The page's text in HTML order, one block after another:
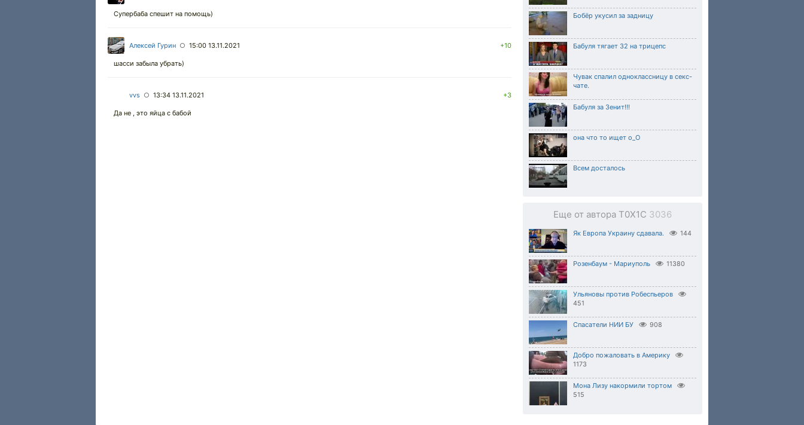
Бобёр укусил за задницу
Бабуля тягает 32 на трицепс
Чувак спалил одноклассницу в секс-
чате.
Бабуля за Зенит!!!
она что то ищет о_О
Всем досталось
Еще от автора T0X1C 3036
Як Европа Украину сдавала. 144
Розенбаум - Мариуполь 11380
Ульяновы против Робеспьеров
451
Спасатели НИИ БУ 908
Добро пожаловать в Америку
1173
Мона Лизу накормили тортом
515
Супербаба спешит на помощь)
Алексей Гурин ○ 15:00 13.11.2021 +10
шасси забыла убрать)
vvs ○ 13:34 13.11.2021 +3
Да не , это яйца с бабой